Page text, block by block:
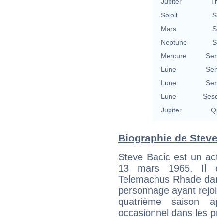
Jupiter
Soleil
Mars
Neptune
Mercure
Lune
Lune
Lune
Jupiter
Biographie de
Steve Bacic est un
13 mars 1965. Il
Telemachus Rhade
personnage ayant
quatrième saison
occasionnel dans les